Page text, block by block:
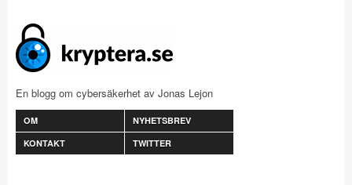
En blogg om cybersäkerhet av Jonas Lejon
OM
NYHETSBREV
KONTAKT
TWITTER